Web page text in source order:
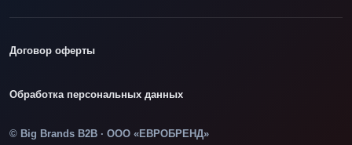
Договор оферты
Обработка персональных данных
© Big Brands B2B · ООО «ЕВРОБРЕНД»